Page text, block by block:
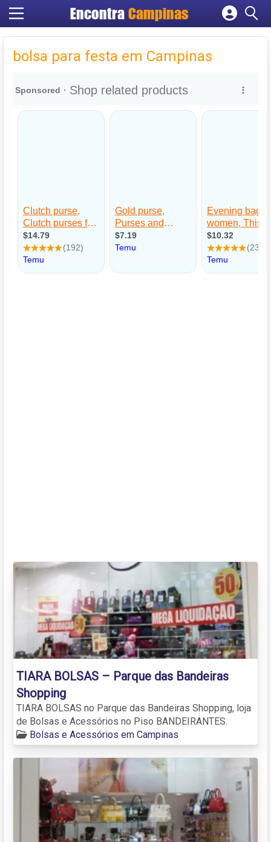
Encontra Campinas
Cadastrar empresa
Criar conta
bolsa para festa em Campinas
TIARA BOLSAS – Parque das Bandeiras
Shopping
TIARA BOLSAS no Parque das Bandeiras Shopping, loja
de Bolsas e Acessórios no Piso BANDEIRANTES.
Bolsas e Acessórios em Campinas